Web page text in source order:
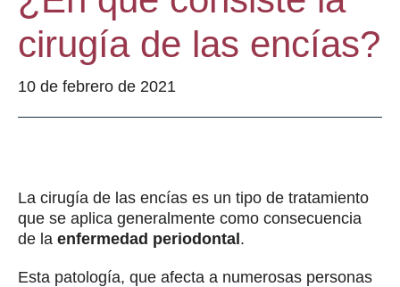
cirugía de las encías?
10 de febrero de 2021
La cirugía de las encías es un tipo de tratamiento
que se aplica generalmente como consecuencia
de la enfermedad periodontal.
Esta patología, que afecta a numerosas personas